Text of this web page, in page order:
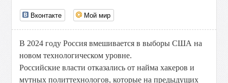
Вконтакте Мой мир
В 2024 году Россия вмешивается в выборы США на
новом технологическом уровне.
Российские власти отказались от найма хакеров и
мутных политтехнологов, которые на предыдущих